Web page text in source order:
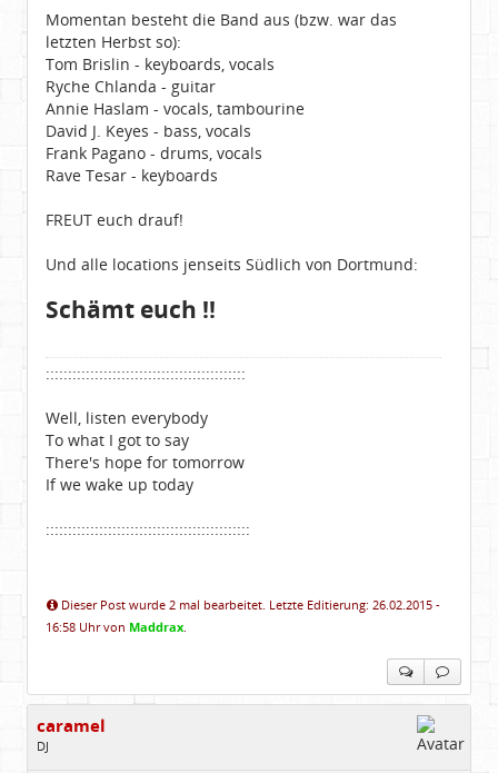
Momentan besteht die Band aus (bzw. war das
letzten Herbst so):
Tom Brislin - keyboards, vocals
Ryche Chlanda - guitar
Annie Haslam - vocals, tambourine
David J. Keyes - bass, vocals
Frank Pagano - drums, vocals
Rave Tesar - keyboards
FREUT euch drauf!
Und alle locations jenseits Südlich von Dortmund:
Schämt euch !!
:::::::::::::::::::::::::::::::::::::::::::::
Well, listen everybody
To what I got to say
There's hope for tomorrow
If we wake up today
::::::::::::::::::::::::::::::::::::::::::::::
Dieser Post wurde 2 mal bearbeitet. Letzte Editierung: 26.02.2015 -
16:58 Uhr von Maddrax.
caramel
DJ